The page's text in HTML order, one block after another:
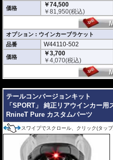
価格
￥74,500
￥81,950(税込)
オプション : ウインカーブラケット
品番
W44110-502
価格
￥3,700
￥4,070(税込)
テールコンバージョンキット
「SPORT」 純正リアウインカー
RnineT Pure カスタムパーツ
スワイプでスクロール、クリック(タッ